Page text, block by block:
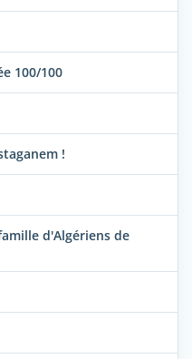
100/100
!
d'Algériens de